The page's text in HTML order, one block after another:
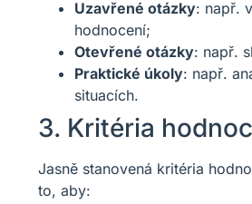
Uzavřené otázky: např.
hodnocení;
Otevřené otázky: např.
Praktické úkoly: např.
situacích.
3. Kritéria
Jasně stanovená kritéria
to, aby: